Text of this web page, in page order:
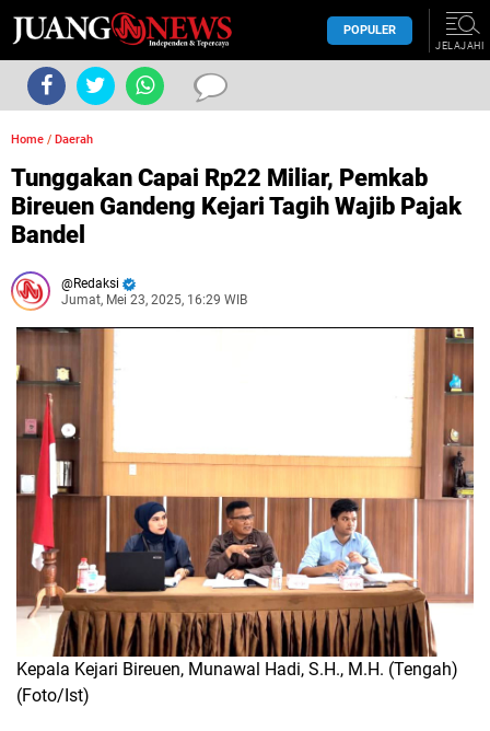
POPULER
JELAJAHI
Home / Daerah
Tunggakan Capai Rp22 Miliar, Pemkab
Bireuen Gandeng Kejari Tagih Wajib Pajak
Bandel
Redaksi
Jumat, Mei 23, 2025, 16:29 WIB
Kepala Kejari Bireuen, Munawal Hadi, S.H., M.H. (Tengah)
(Foto/Ist)